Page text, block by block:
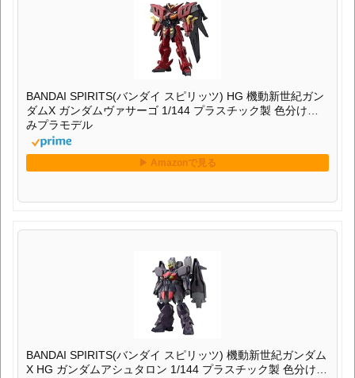
BANDAI SPIRITS(バンダイ スピリッツ) HG 機動新世紀ガン
ダムX ガンダムヴァサーゴ 1/144 プラスチック製 色分け済
みプラモデル
BANDAI SPIRITS(バンダイ スピリッツ) 機動新世紀ガンダム
X HG ガンダムアシュタロン 1/144 プラスチック製 色分け済